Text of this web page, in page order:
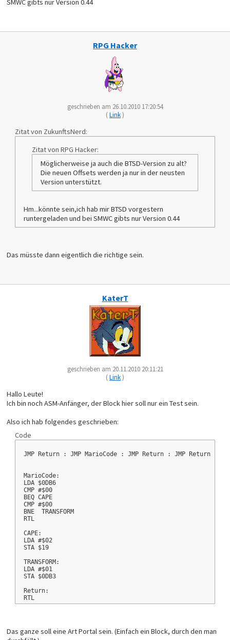
LDA $18B9               ; check if
                    BNE CUST
NORMAL              LDA #SPRITE_TO_GEN      ; store
                    STA $9E,x
JSL $07F7D2             ; reset
                    BRA SHARED
                    STA NEW_SPRITE_NUM,x
JSL $07F7D2             ; reset
JSL $0187A7             ; get table
                    STA EXTRA_BITS,x
SHARED              JSL $01ACF9
                    AND #$7F
                    ADC #$40
                    ADC $1C
                    STA $D8,x
                    STA $14D4,x
                    LDA $148E
                    AND #$01
                    ADC $1A
                    STA $14E0,x
                    STA $B6,x
RETURN              RTS
SMWC gibts nur Version 0.44
RPG Hacker
geschrieben am 26.10.2010 17:20:54
(Link)
Zitat von ZukunftsNerd:
Zitat von RPG Hacker:
Möglicherweise ja auch die BTSD-Version zu alt?
Die neuen Offsets werden ja nur in der neusten
Version unterstützt.
Hm...könnte sein,ich hab mir BTSD vorgestern
runtergeladen und bei SMWC gibts nur Version 0.44
Das müsste dann eigentlich die richtige sein.
KaterT
geschrieben am 20.11.2010 20:11:21
(Link)
Hallo Leute!
Ich bin noch ASM-Anfänger, der Block hier soll nur ein Test sein.
Also ich hab folgendes geschrieben:
Code
JMP Return : JMP MarioCode : JMP Return : JMP Return :
MarioCode:
LDA $0DB6
CMP #$00
BEQ CAPE
CMP #$00
BNE  TRANSFORM
RTL
CAPE:
LDA #$02
STA $19
TRANSFORM:
LDA #$01
STA $0DB3
Return:
RTL
Das ganze soll eine Art Portal sein. (Einfach ein Block, durch den man